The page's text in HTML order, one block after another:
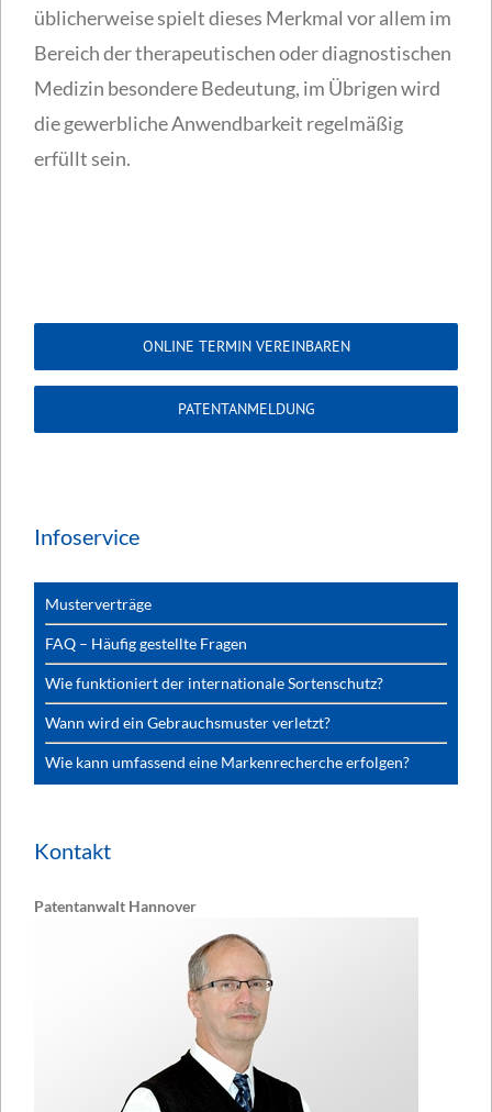
üblicherweise spielt dieses Merkmal vor allem im
Bereich der therapeutischen oder diagnostischen
Medizin besondere Bedeutung, im Übrigen wird
die gewerbliche Anwendbarkeit regelmäßig
erfüllt sein.
ONLINE TERMIN VEREINBAREN
PATENTANMELDUNG
Infoservice
Musterverträge
FAQ – Häufig gestellte Fragen
Wie funktioniert der internationale Sortenschutz?
Wann wird ein Gebrauchsmuster verletzt?
Wie kann umfassend eine Markenrecherche erfolgen?
Kontakt
Patentanwalt Hannover